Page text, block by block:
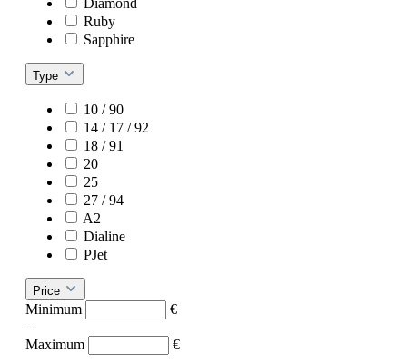
Ruby
Sapphire
Type
10 / 90
14 / 17 / 92
18 / 91
20
25
27 / 94
A2
Dialine
PJet
Price
Minimum
€
–
Maximum
€